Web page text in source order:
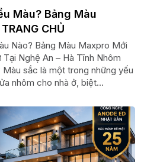
Màu? Bảng Màu
CHỦ
Nào? Bảng Màu Maxpro Mới
Nghệ An – Hà Tĩnh Nhôm
sắc là một trong những yếu
nhôm cho nhà ở, biệt...